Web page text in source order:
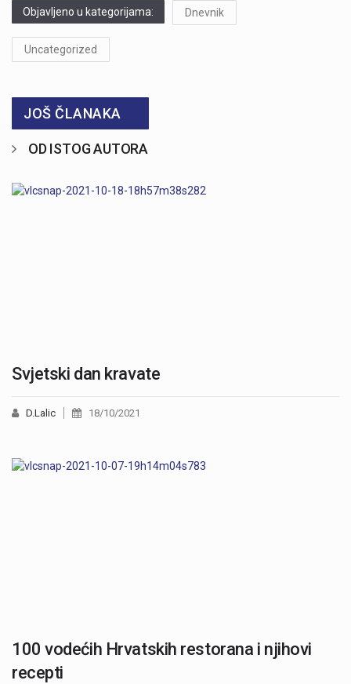
Objavljeno u kategorijama: Dnevnik
Uncategorized
JOŠ ČLANAKA
OD ISTOG AUTORA
Svjetski dan kravate
D.Lalic 18/10/2021
100 vodećih Hrvatskih restorana i njihovi
recepti